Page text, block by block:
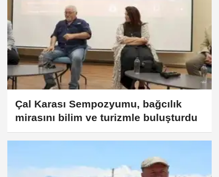
Çal Karası Sempozyumu, bağcılık
mirasını bilim ve turizmle buluşturdu